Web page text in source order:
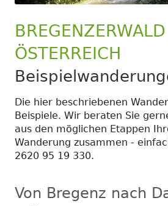
BREGENZERWALD |
ÖSTERREICH
Die hier beschriebenen
Beispiele. Wir beraten Sie
aus den möglichen Etappen
Wanderung zusammen -
2620 95 19 330.
Von Bregenz nach